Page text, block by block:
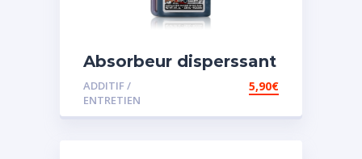
Absorbeur disperssant
d’eau pour carburant
ADDITIF /
ENTRETIEN
5,90€